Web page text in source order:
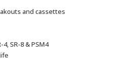
and cassettes
SR-8 & PSM4